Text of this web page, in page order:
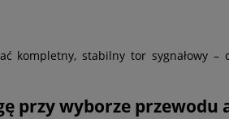
kompletny, stabilny tor sygnałowy
przy wyborze przewodu